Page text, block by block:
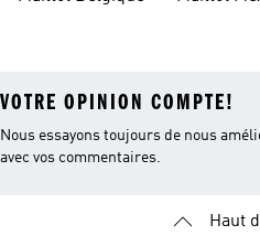
VOTRE OPINION COMPTE!
Nous essayons toujours de nous
avec vos commentaires.
Haut